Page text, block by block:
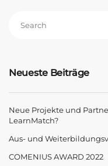
Neueste Beiträge
Neue Projekte und
LearnMatch?
Aus- und
COMENIUS AWARD 2022